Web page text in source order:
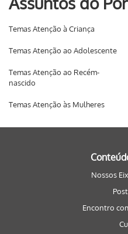
Temas Atenção à Criança
Temas Atenção ao Adolescente
Temas Atenção ao Recém-
nascido
Temas Atenção às Mulheres
Nossos
Encontro